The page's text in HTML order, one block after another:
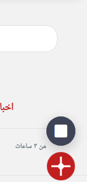
من ٣ ساعات